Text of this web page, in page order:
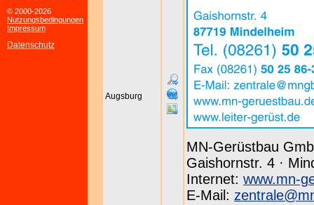
© 2000-2026
Nutzungsbedingungen
Impressum
Datenschutz
Augsburg
MN-Gerüstbau
Gaishornstr. 4 ·
Internet: www.mn-
E-Mail: